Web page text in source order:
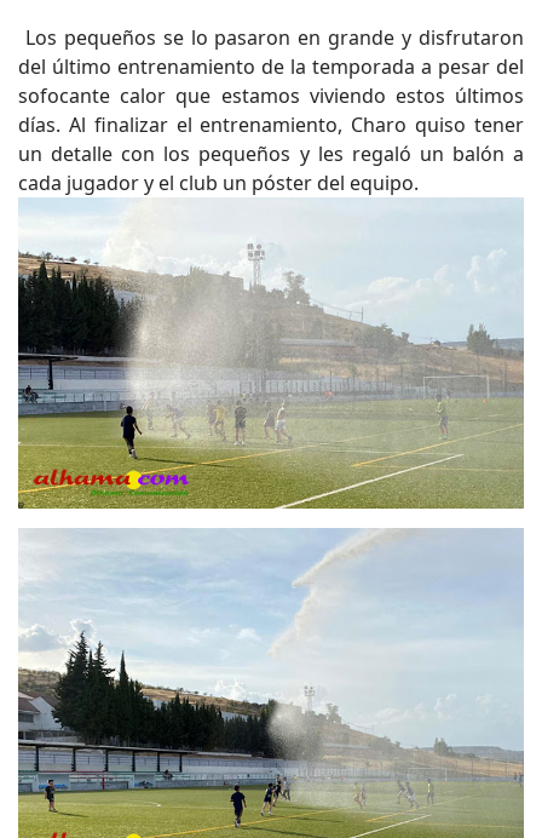
Los pequeños se lo pasaron en grande y disfrutaron
del último entrenamiento de la temporada a pesar del
sofocante calor que estamos viviendo estos últimos
días. Al finalizar el entrenamiento, Charo quiso tener
un detalle con los pequeños y les regaló un balón a
cada jugador y el club un póster del equipo.